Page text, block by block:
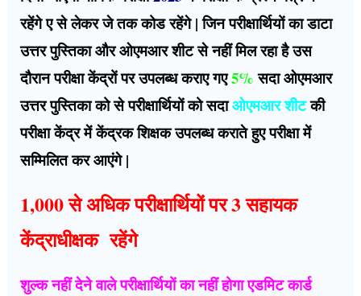
रहेंगे ए से लेकर जे तक कोड रहेंगे | जिन परीक्षार्थियों का डाटा
उत्तर पुस्तिका और ओएमआर शीट से नहीं मिल रहा है उस
दौरान परीक्षा केंद्रों पर उपलब्ध कराए गए5%सदा ओएमआर
उत्तर पुस्तिका को से परीक्षार्थियों को सदाओएमआर शीटकी
परीक्षा केंद्र में केंद्रक शिक्षक उपलब्ध कराते हुए परीक्षा में
सम्मिलित कर आएंगे |
1,000 से अधिक परीक्षार्थियों पर 3 सहायक
केंद्राधीक्षक रहेंगे
शुल्क नहीं देने वाले परीक्षार्थियों का नहीं होगा एडमिट कार्ड